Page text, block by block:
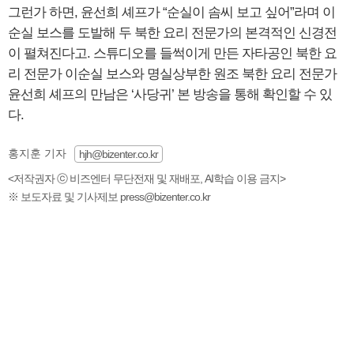
그런가 하면, 윤선희 셰프가 “순실이 솜씨 보고 싶어”라며 이
순실 보스를 도발해 두 북한 요리 전문가의 본격적인 신경전
이 펼쳐진다고. 스튜디오를 들썩이게 만든 자타공인 북한 요
리 전문가 이순실 보스와 명실상부한 원조 북한 요리 전문가
윤선희 셰프의 만남은 ‘사당귀’ 본 방송을 통해 확인할 수 있
다.
홍지훈 기자
hjh@bizenter.co.kr
<저작권자 ⓒ 비즈엔터 무단전재 및 재배포, AI학습 이용 금지>
※ 보도자료 및 기사제보 press@bizenter.co.kr